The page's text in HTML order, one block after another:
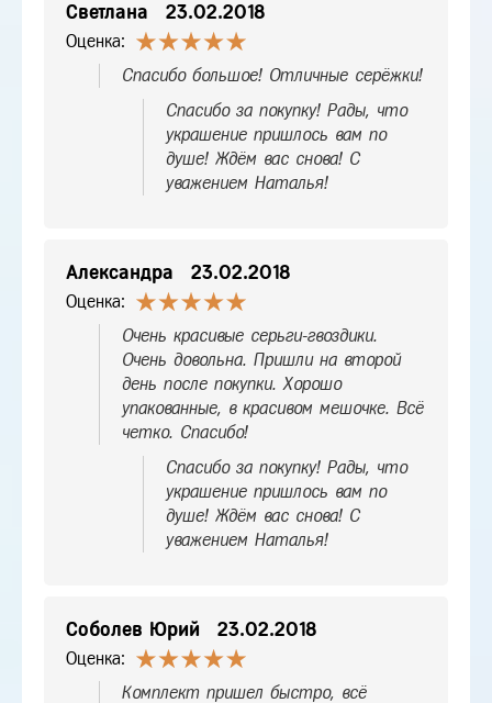
Светлана 23.02.2018
Оценка:
Спасибо большое! Отличные серёжки!
Спасибо за покупку! Рады, что
украшение пришлось вам по
душе! Ждём вас снова! С
уважением Наталья!
Александра 23.02.2018
Оценка:
Очень красивые серьги-гвоздики.
Очень довольна. Пришли на второй
день после покупки. Хорошо
упакованные, в красивом мешочке. Всё
четко. Спасибо!
Спасибо за покупку! Рады, что
украшение пришлось вам по
душе! Ждём вас снова! С
уважением Наталья!
Соболев Юрий 23.02.2018
Оценка:
Комплект пришел быстро, всё